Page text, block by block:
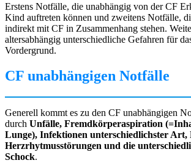
Erstens Notfälle, die unabhängig von der CF
Kind auftreten können und zweitens Notfälle,
indirekt mit CF in Zusammenhang stehen.
altersabhängig unterschiedliche Gefahren für
Vordergrund.
CF unabhängigen Notfälle
Generell kommt es zu den CF unabhängigen
durch Unfälle, Fremdkörperaspiration
Lunge), Infektionen unterschiedlichster Art,
Herzrhytmusstörungen und die
Schock.